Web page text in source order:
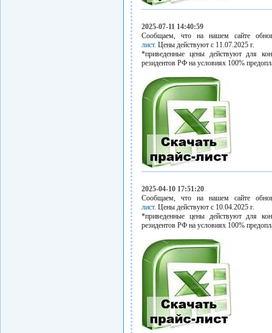
2025-07-11 14:40:59
Сообщаем, что на нашем сайте
лист. Цены действуют с 11.07.2025 г.
*приведенные цены действуют для
резидентов РФ на условиях 100%
2025-04-10 17:51:20
Сообщаем, что на нашем сайте
лист. Цены действуют с 10.04.2025 г.
*приведенные цены действуют для
резидентов РФ на условиях 100%